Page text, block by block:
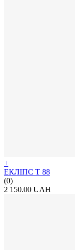
+
ЕКЛІПС Т 88
(0)
2 150.00 UAH